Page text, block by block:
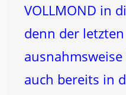
VOLLMOND in
denn der
auch bereits in